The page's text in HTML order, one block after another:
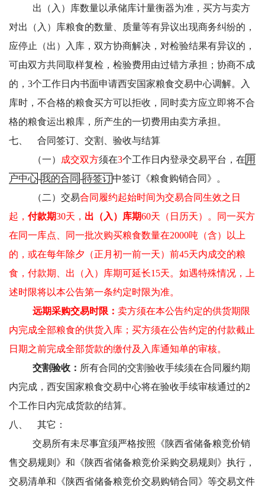
出（入）库数量以承储库计量衡器为准，买方与卖方
对出（入）库粮食的数量、质量等有异议出现商务纠纷的，
应停止（出）入库，双方协商解决，对检验结果有异议的，
可由双方共同取样复检，检验费用由过错方承担；协商不成
的，3个工作日内书面申请西安国家粮食交易中心调解。入
库时，不合格的粮食买方可以拒收，同时卖方应立即将不合
格的粮食运出粮库，所产生的一切费用由卖方承担。
七、
合同签订、交割、验收与结算
（一）
成交双方须在3个工作日内登录交易平台，在 用
户中心-我的合同 -待签订中签订《粮食购销合同》。
（二）交易合同履约起始时间为交易合同生效之日
起， 付款期30天， 出（入）库期60天（日历天）。同一买方
在同一库点、同一批次购买粮食数量在2000吨（含）以上
的，或在每年除夕（正月初一前一天）前45天内成交的粮
食，付款期、出（入）库期可延长15天。如遇特殊情况，上
述时限将以本公告第一条约定时限为准。
远期采购交易时限： 卖方须在本公告约定的供货期限
内完成全部粮食的供货入库；买方须在公告约定的付款截止
日期之前完成全部货款的缴付及入库通知单的审核。
交割验收： 所有合同的交割验收手续须在合同履约期
内完成，西安国家粮食交易中心将在验收手续审核通过的2
个工作日内完成货款的结算。
八、
其它：
交易所有未尽事宜须严格按照《陕西省储备粮竞价销
售交易规则》和《陕西省储备粮竞价采购交易规则》执行，
交易清单和《陕西省储备粮竞价交易购销合同》等交易文件